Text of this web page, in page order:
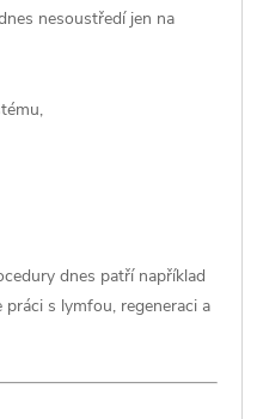
nesoustředí jen na
dnes patří například
práci s lymfou, regeneraci a